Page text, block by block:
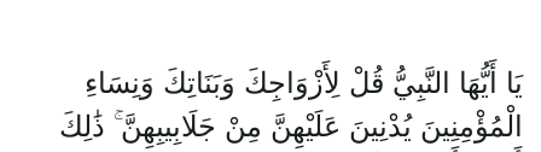
يَا أَيُّهَا النَّبِيُّ قُلْ لِأَزْوَاجِكَ وَبَنَاتِكَ وَنِسَاءِ
الْمُؤْمِنِينَ يُدْنِينَ عَلَيْهِنَّ مِنْ جَلَابِيبِهِنَّ ۚ ذَٰلِكَ